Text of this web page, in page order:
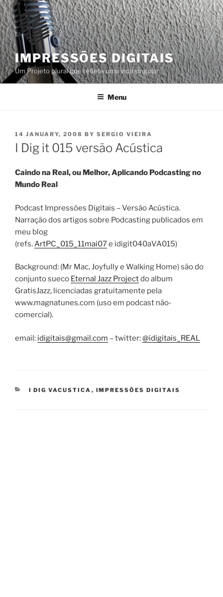
Skip
to
content
IMPRESSÕES DIGITAIS
Um Projeto plural que reflete uma vida singular
Menu
POSTED
ON
14 JANUARY, 2008 BY SERGIO VIEIRA
I Dig it 015 versão Acústica
Caindo na Real, ou Melhor, Aplicando Podcasting no
Mundo Real
Podcast Impressões Digitais – Versão Acústica.
Narração dos artigos sobre Podcasting publicados em
meu blog
(refs.ArtPC_015_11mai07e idigit040aVA015)
Background: (Mr Mac, Joyfully e Walking Home) são do
conjunto sueco Eternal Jazz Projectdo album
GratisJazz, licenciadas gratuitamente pela
www.magnatunes.com (uso em podcast não-
comercial).
email: idigitais@gmail.com – twitter:@idigitais_REAL
CATEGORIES
I DIG VACUSTICA , IMPRESSÕES DIGITAIS